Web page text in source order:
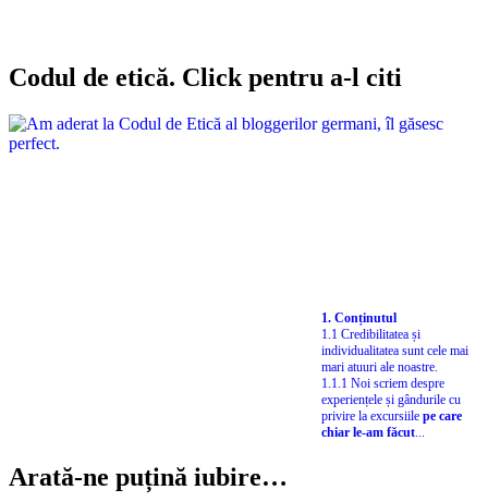
mari atuuri ale noastre.
1.1.1 Noi scriem despre
experiențele și gândurile cu
privire la excursiilepe care
chiar le-am făcut...
Urmărește-ne pe rețelele sociale, pe email sau pe RSS:
Urmărește-ne și pe Facebook! Urmărește-ne și pe Twitter!